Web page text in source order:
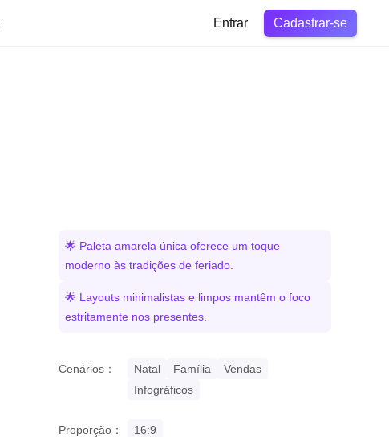
Entrar Cadastrar-se
🌟 Paleta amarela única oferece um toque
moderno às tradições de feriado.
🌟 Layouts minimalistas e limpos mantêm o foco
estritamente nos presentes.
Cenários： Natal Família
Vendas
Infográficos
Proporção： 16:9